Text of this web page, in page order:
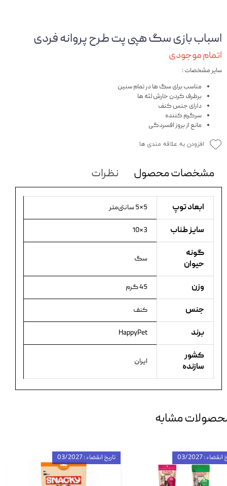
اسباب بازی سگ هپی پت طرح پروانه فردی
اتمام موجودی
سایر مشخصات :
مناسب برای سگ ها در تمام سنین
برطرف کردن خارش لثه ها
دارای جنس کنف
سرگرم کننده
مانع از بروز افسردگی
افزودن به علاقه مندی ها
مشخصات محصول نظرات
ابعاد توپ 5×5 سانتی‌متر
سایز طناب 3×10
گونه
حیوان
سگ
وزن 45 گرم
جنس کنف
برند HappyPet
کشور
سازنده
ایران
مشابه
تاریخ انقضاء : 03/2027 : 03/2027